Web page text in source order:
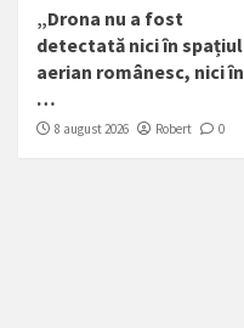
„Drona nu a fost
detectată nici în spațiul
aerian românesc, nici în
…
8 august 2026 Robert 0